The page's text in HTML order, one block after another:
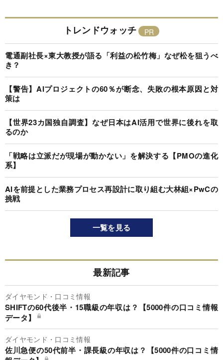
トレンドウォッチ
電通副社長×東大教授が語る「利益の松竹梅」なぜ松を狙うべ
き？
【警告】AIプロジェクトの60％が断念、失敗の根本原因と対
策は
【世界23カ国独自調査】なぜ日本はAI活用で世界に後れを取
るのか
「戦略は立派だが現場が動かない」を解決する【PMOの進化
系】
AIを前提とした業務プロセス再設計に取り組む大林組×PwCの
挑戦
一覧を見る
最新記事
ダイヤモンド・口コミ情報
SHIFTの60代後半・15職級の年収は？【5000件の口コミ情報
データ】
ダイヤモンド・口コミ情報
佐川急便の50代前半・課長級の年収は？【5000件の口コミ情